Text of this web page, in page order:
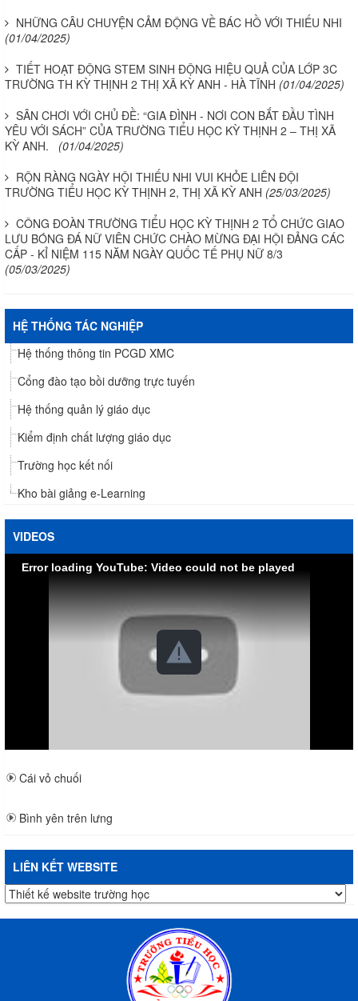
NHỮNG CÂU CHUYỆN CẢM ĐỘNG VỀ BÁC HỒ VỚI THIẾU NHI
(01/04/2025)
TIẾT HOẠT ĐỘNG STEM SINH ĐỘNG HIỆU QUẢ CỦA LỚP 3C
TRƯỜNG TH KỲ THỊNH 2 THỊ XÃ KỲ ANH - HÀ TĨNH (01/04/2025)
SÂN CHƠI VỚI CHỦ ĐỀ: “GIA ĐÌNH - NƠI CON BẮT ĐẦU TÌNH
YÊU VỚI SÁCH” CỦA TRƯỜNG TIỂU HỌC KỲ THỊNH 2 – THỊ XÃ
KỲ ANH.
(01/04/2025)
RỘN RÀNG NGÀY HỘI THIẾU NHI VUI KHỎE LIÊN ĐỘI
TRƯỜNG TIỂU HỌC KỲ THỊNH 2, THỊ XÃ KỲ ANH (25/03/2025)
CÔNG ĐOÀN TRƯỜNG TIỂU HỌC KỲ THỊNH 2 TỔ CHỨC GIAO
LƯU BÓNG ĐÁ NỮ VIÊN CHỨC CHÀO MỪNG ĐẠI HỘI ĐẢNG CÁC
CẤP - KỈ NIỆM 115 NĂM NGÀY QUỐC TẾ PHỤ NỮ 8/3
(05/03/2025)
HỆ THỐNG TÁC NGHIỆP
Hệ thống thông tin PCGD XMC
Cổng đào tạo bồi dưỡng trực tuyến
Hệ thống quản lý giáo dục
Kiểm định chất lượng giáo dục
Trường học kết nối
Kho bài giảng e-Learning
VIDEOS
Error loading YouTube: Video could not be played
Cái vỏ chuối
Bình yên trên lưng
LIÊN KẾT WEBSITE